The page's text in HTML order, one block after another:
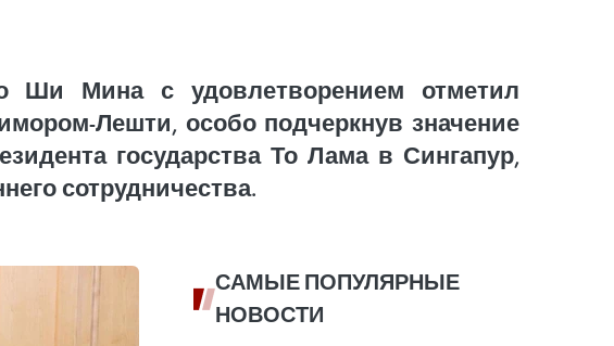
Ши Мина с удовлетворением отметил
Лешти, особо подчеркнув значение
государства То Лама в Сингапур,
сотрудничества.
САМЫЕ ПОПУЛЯРНЫЕ
НОВОСТИ